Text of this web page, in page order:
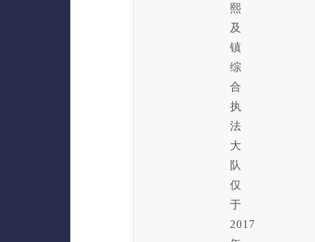
熙
及
镇
综
合
执
法
大
队
仅
于
2017